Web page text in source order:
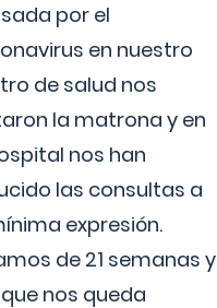
por el
en nuestro
de salud nos
la matrona y en
nos han
las consultas a
expresión.
de 21 semanas y
nos queda